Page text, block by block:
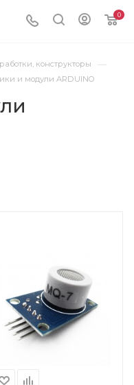
0
конструкторы —
и модули ARDUINO